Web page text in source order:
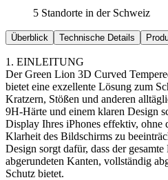
5 Standorte in der Schweiz
Überblick Technische Details
1. EINLEITUNG
Der Green Lion 3D Curved
bietet eine exzellente Lösung zum
Kratzern, Stößen und anderen
9H-Härte und einem klaren Design
Display Ihres iPhones effektiv, ohne
Klarheit des Bildschirms zu
Design sorgt dafür, dass der
abgerundeten Kanten, vollständig
Schutz bietet.